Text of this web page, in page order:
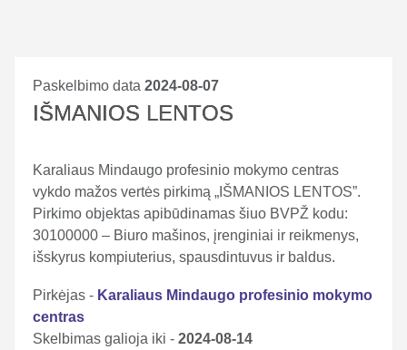
Paskelbimo data 2024-08-07
IŠMANIOS LENTOS
Karaliaus Mindaugo profesinio mokymo centras
vykdo mažos vertės pirkimą „IŠMANIOS LENTOS”.
Pirkimo objektas apibūdinamas šiuo BVPŽ kodu:
30100000 – Biuro mašinos, įrenginiai ir reikmenys,
išskyrus kompiuterius, spausdintuvus ir baldus.
Pirkėjas - Karaliaus Mindaugo profesinio mokymo
centras
Skelbimas galioja iki - 2024-08-14